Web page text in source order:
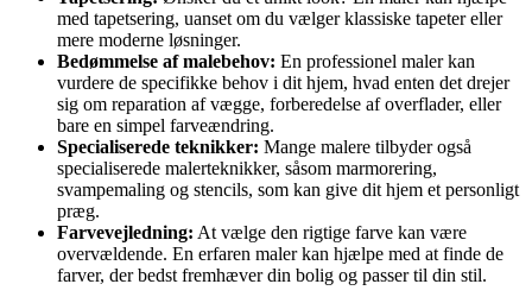
med tapetsering, uanset om du vælger klassiske tapeter eller
mere moderne løsninger.
Bedømmelse af malebehov: En professionel maler kan
vurdere de specifikke behov i dit hjem, hvad enten det drejer
sig om reparation af vægge, forberedelse af overflader, eller
bare en simpel farveændring.
Specialiserede teknikker: Mange malere tilbyder også
specialiserede malerteknikker, såsom marmorering,
svampemaling og stencils, som kan give dit hjem et personligt
præg.
Farvevejledning: At vælge den rigtige farve kan være
overvældende. En erfaren maler kan hjælpe med at finde de
farver, der bedst fremhæver din bolig og passer til din stil.